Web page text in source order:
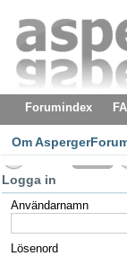
Forumindex
Om
Logga in
Användarnamn
Lösenord